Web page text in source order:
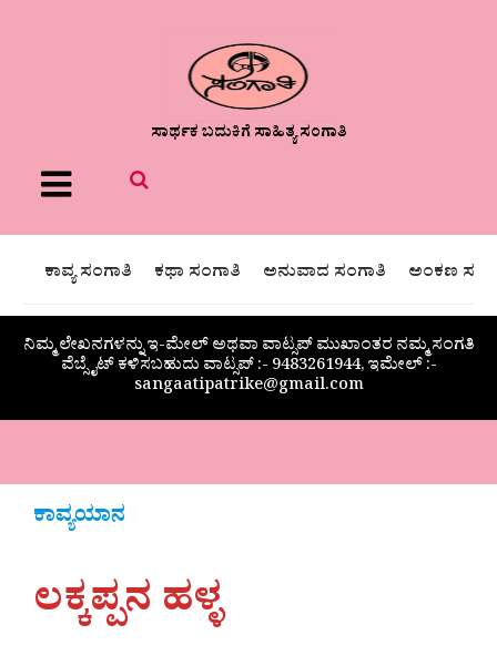
ಸಾರ್ಥಕ ಬದುಕಿಗೆ ಸಾಹಿತ್ಯ ಸಂಗಾತಿ
Menu
ಕಾವ್ಯ ಸಂಗಾತಿ ಕಥಾ ಸಂಗಾತಿ ಅನುವಾದ ಸಂಗಾತಿ ಅಂಕಣ
ನಿಮ್ಮ ಲೇಖನಗಳನ್ನು ಇ-ಮೇಲ್ ಅಥವಾ ವಾಟ್ಸಪ್ ಮುಖಾಂತರ ನಮ್ಮ ಸಂಗತಿ
ವೆಬ್ಸೈಟ್ ಕಳಿಸಬಹುದು ವಾಟ್ಸಪ್‌ :- 9483261944, ಇಮೇಲ್ :-
sangaatipatrike@gmail.com
ಕಾವ್ಯಯಾನ
ಲಕ್ಕಪ್ಪನ ಹಳ್ಳ